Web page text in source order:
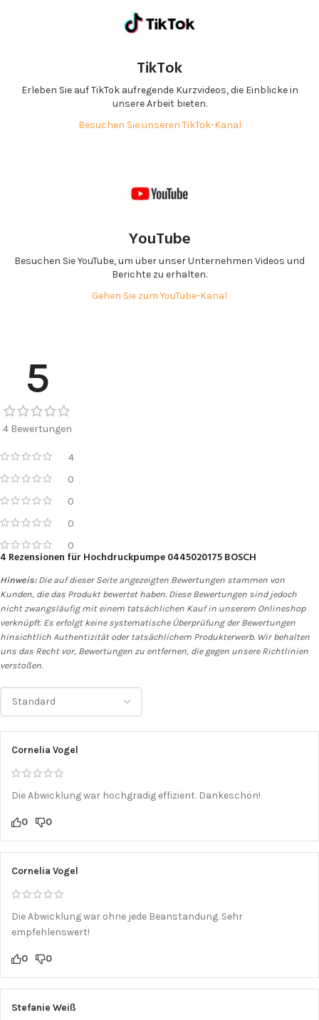
TikTok
Erleben Sie auf TikTok aufregende Kurzvideos, die Einblicke in
unsere Arbeit bieten.
Besuchen Sie unseren TikTok-Kanal
YouTube
Besuchen Sie YouTube, um über unser Unternehmen Videos und
Berichte zu erhalten.
Gehen Sie zum YouTube-Kanal
5
4 Bewertungen
4
0
0
0
0
4 Rezensionen für Hochdruckpumpe 0445020175 BOSCH
Hinweis:Die auf dieser Seite angezeigten Bewertungen stammen von
Kunden, die das Produkt bewertet haben. Diese Bewertungen sind jedoch
nicht zwangsläufig mit einem tatsächlichen Kauf in unserem Onlineshop
verknüpft. Es erfolgt keine systematische Überprüfung der Bewertungen
hinsichtlich Authentizität oder tatsächlichem Produkterwerb. Wir behalten
uns das Recht vor, Bewertungen zu entfernen, die gegen unsere Richtlinien
verstoßen.
Cornelia Vogel
Die Abwicklung war hochgradig effizient. Dankeschön!
0 0
Cornelia Vogel
Die Abwicklung war ohne jede Beanstandung. Sehr
empfehlenswert!
0 0
Stefanie Weiß